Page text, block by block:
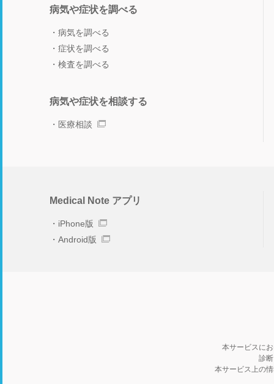
病気や症状を調べる
病気を調べる
症状を調べる
検査を調べる
病気や症状を相談する
医療相談
Medical Note アプリ
iPhone版
Android版
本サービスに
診
本サービス上の